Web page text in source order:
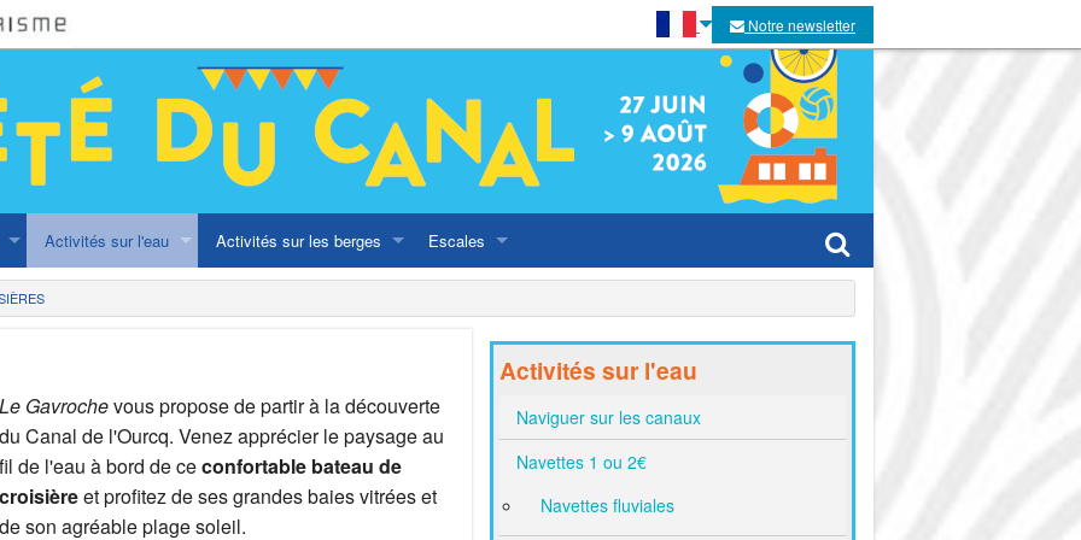
Notre newsletter
olympique
Activités sur l'eau
Naviguer sur les canaux
Croisières
Activités sur les berges
Street Art
Ateliers
Escales
En famille
Bonnes adresses
Lieux festifs estivaux
Le Gavrochevous propose de partir à la découverte
du Canal de l'Ourcq. Venez apprécier le paysage au
fil de l'eau à bord de ceconfortable bateau de
croisièreet profitez de ses grandes baies vitrées et
de son agréable plage soleil.
Activités sur l'eau
Naviguer sur les canaux
Navettes 1 ou 2€
Navettes fluviales